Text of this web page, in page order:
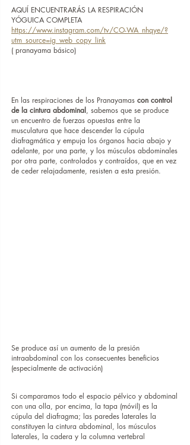
AQUÍ ENCUENTRARÁS LA RESPIRACIÓN
YÓGUICA COMPLETA
https://www.instagram.com/tv/CO-WA_nhqye/?
utm_source=ig_web_copy_link
( pranayama básico)
En las respiraciones de los Pranayamas con control
de la cintura abdominal, sabemos que se produce
un encuentro de fuerzas opuestas entre la
musculatura que hace descender la cúpula
diafragmática y empuja los órganos hacia abajo y
adelante, por una parte, y los músculos abdominales
por otra parte, controlados y contraídos, que en vez
de ceder relajadamente, resisten a esta presión.
Se produce así un aumento de la presión
intraabdominal con los consecuentes beneficios
(especialmente de activación)
Si comparamos todo el espacio pélvico y abdominal
con una olla, por encima, la tapa (móvil) es la
cúpula del diafragma; las paredes laterales la
constituyen la cintura abdominal, los músculos
laterales, la cadera y la columna vertebral